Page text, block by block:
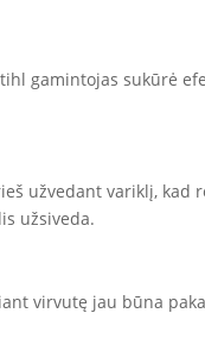
gamintojas sukūrė
užvedant variklį,
užsiveda.
virvutę jau būna